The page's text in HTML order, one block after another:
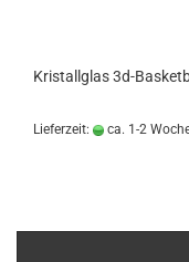
Kristallglas 3d-
Lieferzeit: ca. 1-2